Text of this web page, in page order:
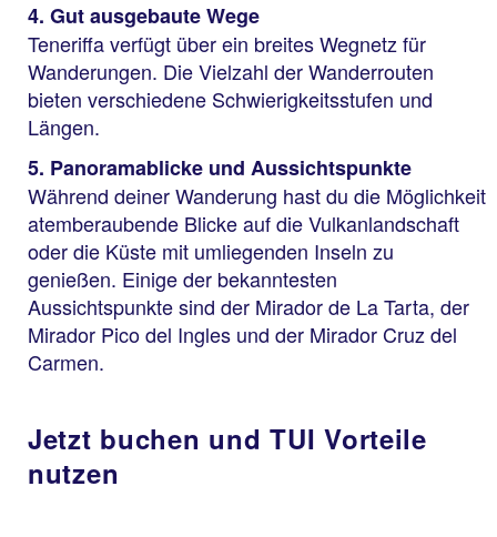
4. Gut ausgebaute Wege
Teneriffa verfügt über ein breites Wegnetz für
Wanderungen. Die Vielzahl der Wanderrouten
bieten verschiedene Schwierigkeitsstufen und
Längen.
5. Panoramablicke und Aussichtspunkte
Während deiner Wanderung hast du die Möglichkeit
atemberaubende Blicke auf die Vulkanlandschaft
oder die Küste mit umliegenden Inseln zu
genießen. Einige der bekanntesten
Aussichtspunkte sind der Mirador de La Tarta, der
Mirador Pico del Ingles und der Mirador Cruz del
Carmen.
Jetzt buchen und TUI Vorteile
nutzen